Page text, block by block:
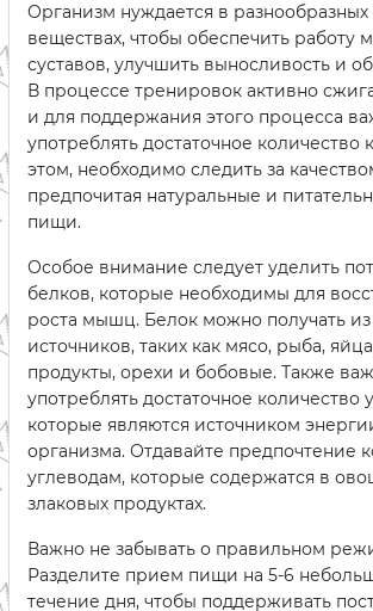
Организм нуждается в разнообразных
веществах, чтобы обеспечить работу
суставов, улучшить выносливость и
В процессе тренировок активно
и для поддержания этого процесса
употреблять достаточное
этом, необходимо следить за
предпочитая натуральные и
пищи.
Особое внимание следует уделить
белков, которые необходимы для
роста мышц. Белок можно получать
источников, таких как мясо, рыба,
продукты, орехи и бобовые. Также
употреблять достаточное количество
которые являются источником
организма. Отдавайте предпочтение
углеводам, которые содержатся в
злаковых продуктах.
Важно не забывать о правильном
Разделите прием пищи на 5-6
течение дня, чтобы поддерживать